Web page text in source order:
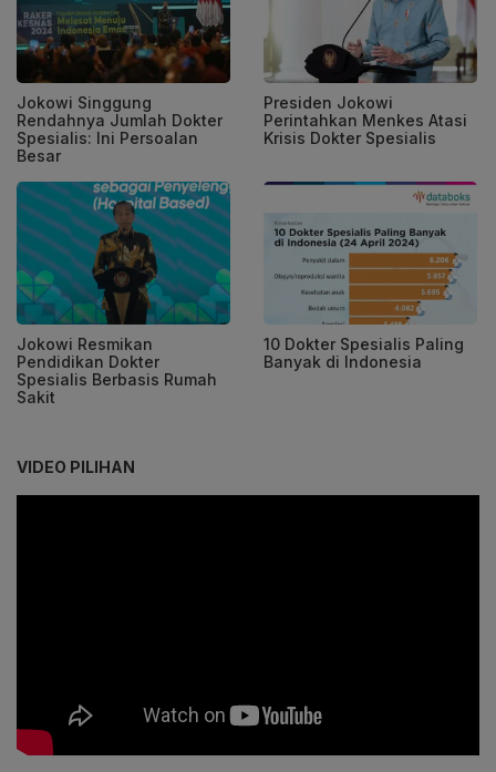
Jokowi Singgung
Rendahnya Jumlah Dokter
Spesialis: Ini Persoalan
Besar
Presiden Jokowi
Perintahkan Menkes Atasi
Krisis Dokter Spesialis
Jokowi Resmikan
Pendidikan Dokter
Spesialis Berbasis Rumah
Sakit
10 Dokter Spesialis Paling
Banyak di Indonesia
VIDEO PILIHAN